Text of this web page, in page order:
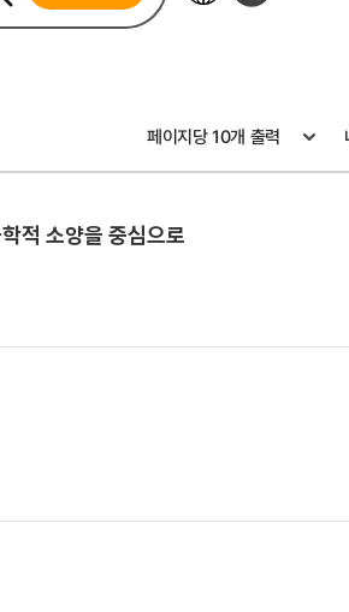
적 소양을 중심으로